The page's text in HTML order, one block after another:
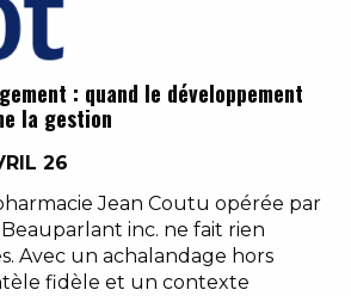
: quand le développement
la gestion
26
Jean Coutu opérée par
inc. ne fait rien
Avec un achalandage hors
fidèle et un contexte